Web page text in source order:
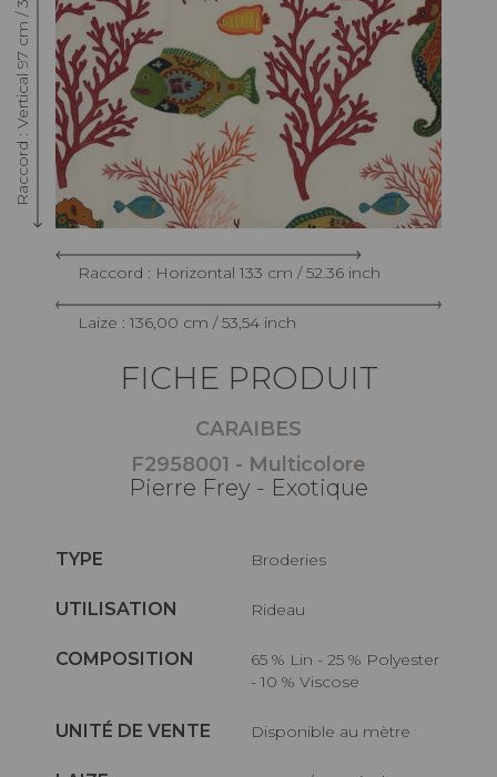
Raccord : Vertical 97 cm / 38.18 inch
Raccord : Horizontal 133 cm / 52.36 inch
Laize : 136,00 cm / 53,54 inch
FICHE PRODUIT
CARAIBES
F2958001 - Multicolore
Pierre Frey - Exotique
TYPE Broderies
UTILISATION Rideau
COMPOSITION
65 % Lin - 25 % Polyester
- 10 % Viscose
UNITÉ DE VENTE Disponible au mètre